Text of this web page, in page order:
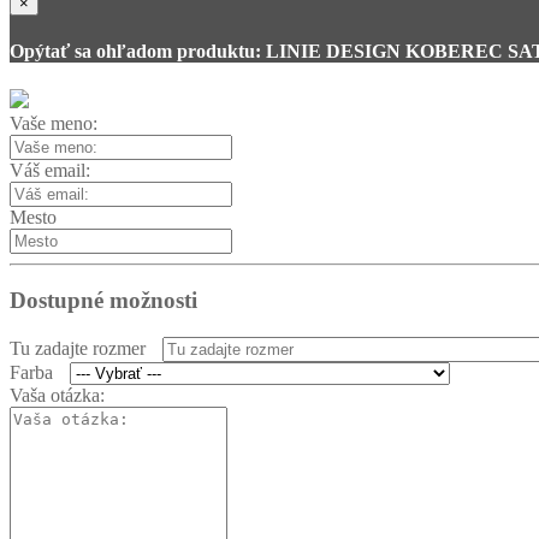
Opýtať sa ohľadom produktu: LINIE DESIGN KOBEREC
Vaše meno:
Váš email:
Mesto
Dostupné možnosti
Tu zadajte rozmer
Farba
Vaša otázka: